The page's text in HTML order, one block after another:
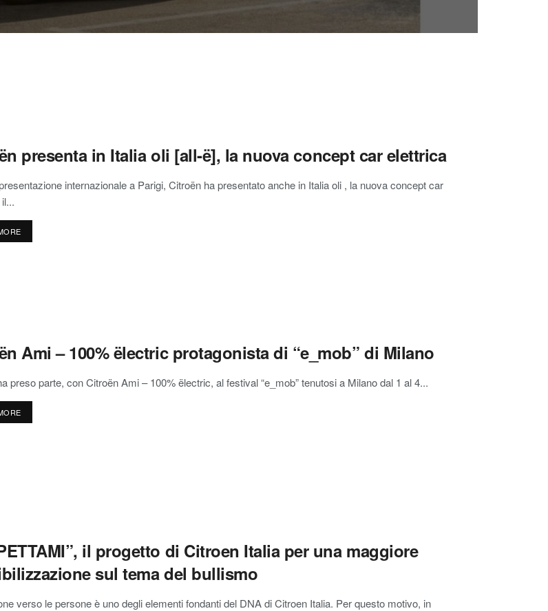
presenta in Italia oli [all-ë], la nuova concept car elettrica
internazionale a Parigi, Citroën ha presentato anche in Italia oli , la nuova concept car
Ami – 100% ëlectric protagonista di “e_mob” di Milano
preso parte, con Citroën Ami – 100% ëlectric, al festival “e_mob” tenutosi a Milano dal 1 al 4...
il progetto di Citroen Italia per una maggiore
sul tema del bullismo
verso le persone è uno degli elementi fondanti del DNA di Citroen Italia. Per questo motivo, in